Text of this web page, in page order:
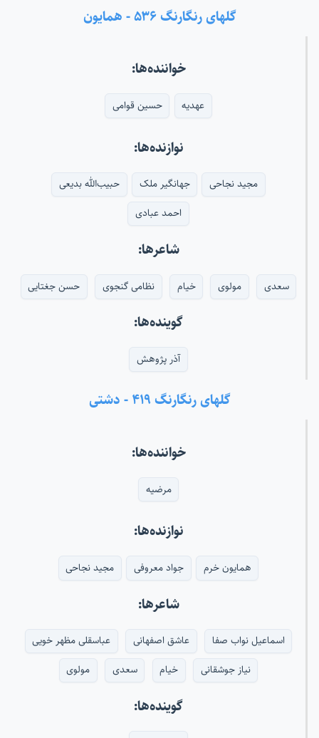
گلهای رنگارنگ ۵۳۶ - همایون
خواننده‌ها:
عهدیه حسین قوامی
نوازنده‌ها:
مجید نجاحی جهانگیر ملک
حبیب‌الله بدیعی
احمد عبادی
شاعرها:
سعدی مولوی خیام نظامی گنجوی حسن جغتایی
گوینده‌ها:
آذر پژوهش
گلهای رنگارنگ ۴۱۹ - دشتی
خواننده‌ها:
مرضیه
نوازنده‌ها:
همایون خرم جواد معروفی مجید نجاحی
شاعرها:
اسماعیل نواب صفا عاشق اصفهانی
عباسقلی مظهر خویی
نیاز جوشقانی
خیام سعدی مولوی
گوینده‌ها: